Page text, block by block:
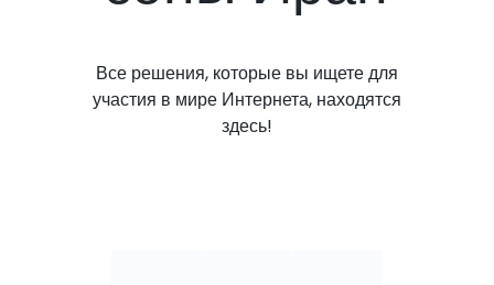
Все решения, которые вы ищете для
участия в мире Интернета, находятся
здесь!